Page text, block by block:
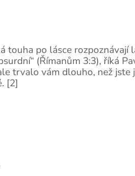
touha po lásce
(Římanům 3:3), říká
trvalo vám dlouho, než jste
[2]